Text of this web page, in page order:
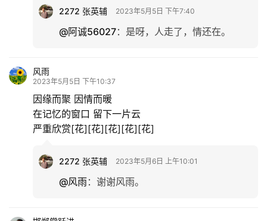
2272 张英辅 2023年5月5日 下午7:40
@阿诚56027： 是呀，人走了，情还在。
风雨
2023年5月5日 下午10:37
因缘而聚 因情而暖
在记忆的窗口 留下一片云
严重欣赏[花][花][花][花][花]
2272 张英辅 2023年5月6日 上午10:01
@风雨： 谢谢风雨。